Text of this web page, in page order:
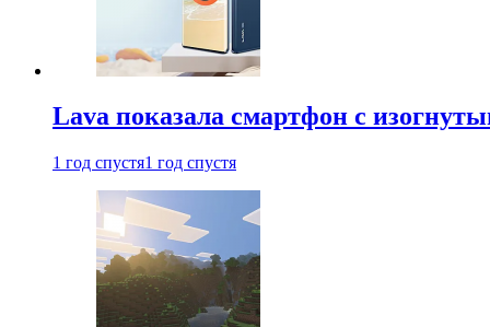
Lava показала смартфон с
1 год спустя1 год спустя